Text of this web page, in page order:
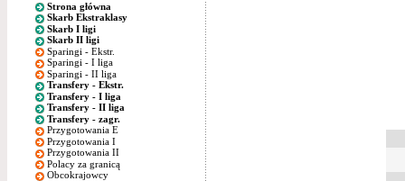
Strona główna
Skarb Ekstraklasy
Skarb I ligi
Skarb II ligi
Sparingi - Ekstr.
Sparingi - I liga
Sparingi - II liga
Transfery - Ekstr.
Transfery - I liga
Transfery - II liga
Transfery - zagr.
Przygotowania E
Przygotowania I
Przygotowania II
Polacy za granicą
Obcokrajowcy